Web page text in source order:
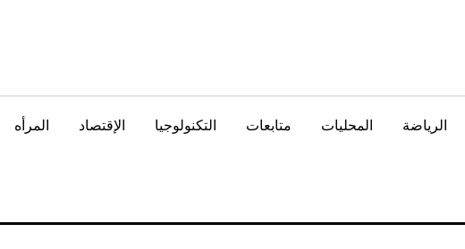
الرياضة المحليات متابعات التكنولوجيا الإقتصاد المرأه